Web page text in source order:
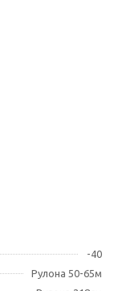
-40
Рулона 50-65м